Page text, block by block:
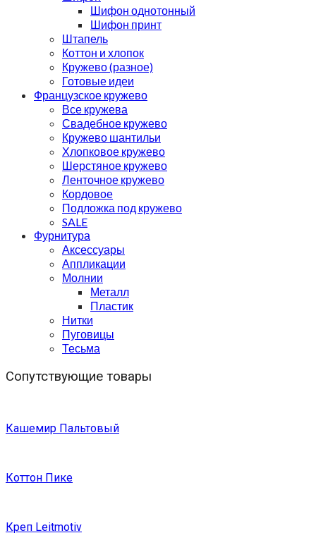
Шифон однотонный
Шифон принт
Штапель
Коттон и хлопок
Кружево (разное)
Готовые идеи
Французское кружево
Все кружева
Свадебное кружево
Кружево шантильи
Хлопковое кружево
Шерстяное кружево
Ленточное кружево
Кордовое
Подложка под кружево
SALE
Фурнитура
Аксессуары
Аппликации
Молнии
Металл
Пластик
Нитки
Пуговицы
Тесьма
Сопутствующие товары
Кашемир Пальтовый
Коттон Пике
Креп Leitmotiv